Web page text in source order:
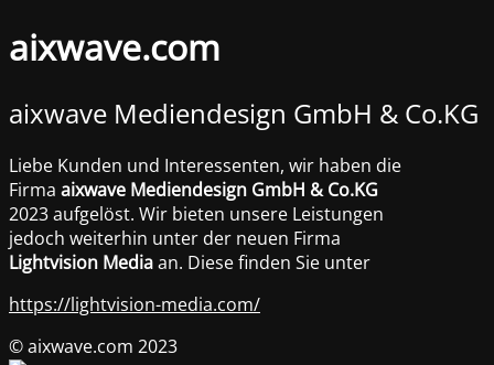
aixwave.com
aixwave Mediendesign GmbH & Co.KG
Liebe Kunden und Interessenten, wir haben die
Firma aixwave Mediendesign GmbH & Co.KG
2023 aufgelöst. Wir bieten unsere Leistungen
jedoch weiterhin unter der neuen Firma
Lightvision Mediaan. Diese finden Sie unter
https://lightvision-media.com/
© aixwave.com 2023